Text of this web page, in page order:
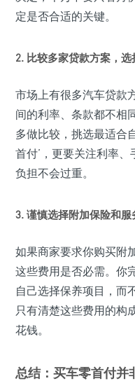
定是否合适的关键。
2. 比较多家贷款方案，选
市场上有很多汽车贷款
间的利率、条款都不相
多做比较，挑选最适合
首付’，更要关注利率
负担不会过重。
3. 谨慎选择附加保险和服
如果商家要求你购买附
这些费用是否必需。你
自己选择保养项目，而
只有清楚这些费用的构
花钱。
总结：买车零首付并